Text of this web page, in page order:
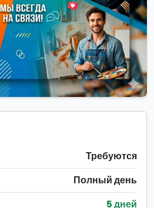
Требуются
Полный день
5 дней